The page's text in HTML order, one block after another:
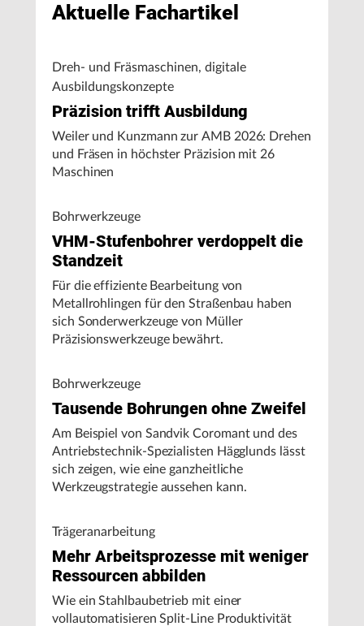
Aktuelle Fachartikel
Dreh- und Fräsmaschinen, digitale
Ausbildungskonzepte
Präzision trifft Ausbildung
Weiler und Kunzmann zur AMB 2026: Drehen
und Fräsen in höchster Präzision mit 26
Maschinen
Bohrwerkzeuge
VHM-Stufenbohrer verdoppelt die
Standzeit
Für die effiziente Bearbeitung von
Metallrohlingen für den Straßenbau haben
sich Sonderwerkzeuge von Müller
Präzisionswerkzeuge bewährt.
Bohrwerkzeuge
Tausende Bohrungen ohne Zweifel
Am Beispiel von Sandvik Coromant und des
Antriebstechnik-Spezialisten Hägglunds lässt
sich zeigen, wie eine ganzheitliche
Werkzeugstrategie aussehen kann.
Trägeranarbeitung
Mehr Arbeitsprozesse mit weniger
Ressourcen abbilden
Wie ein Stahlbaubetrieb mit einer
vollautomatisieren Split-Line Produktivität